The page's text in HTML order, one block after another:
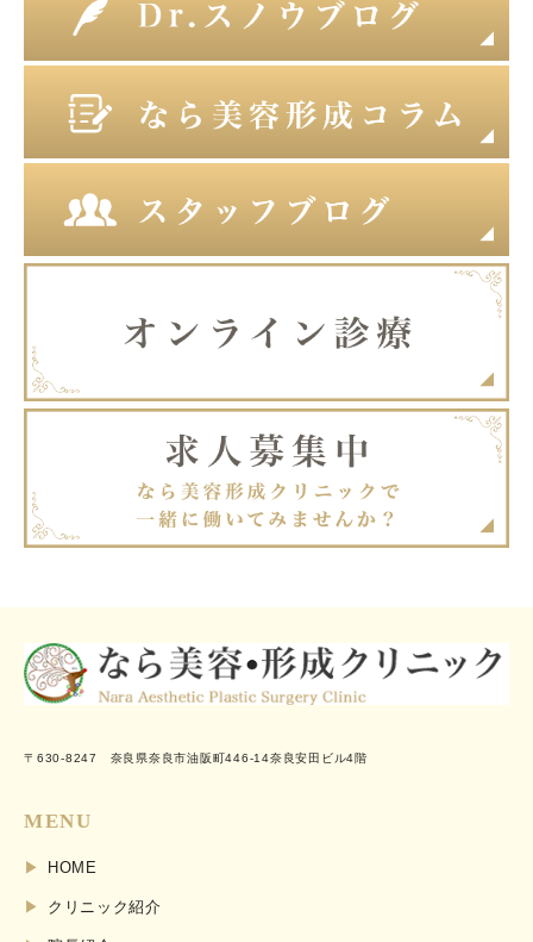
〒630-8247 奈良県奈良市油阪町446-14奈良安田ビル4階
MENU
HOME
クリニック紹介